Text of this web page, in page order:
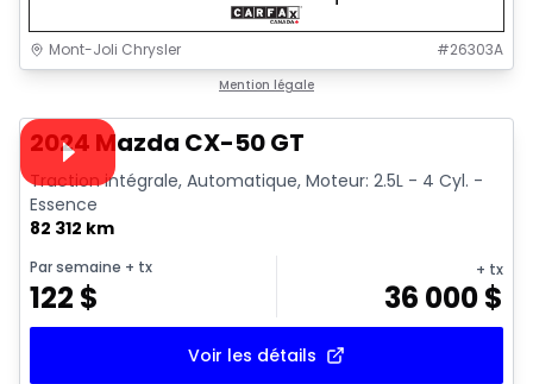
Mont-Joli Chrysler #26303A
Mention légale
Vidéo disponible
2024 Mazda CX-50 GT
Traction intégrale, Automatique, Moteur: 2.5L - 4 Cyl. -
Essence
82 312 km
Par semaine + tx
122 $
+ tx
36 000$
Voir les détails